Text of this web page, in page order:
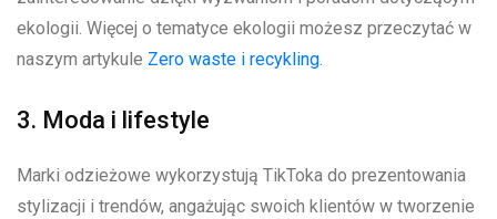
ekologii. Więcej o tematyce ekologii możesz przeczytać w
naszym artykule Zero waste i recykling.
3. Moda i lifestyle
Marki odzieżowe wykorzystują TikToka do prezentowania
stylizacji i trendów, angażując swoich klientów w tworzenie